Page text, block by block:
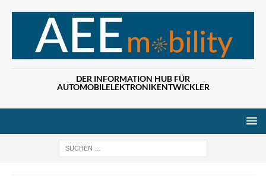
DER INFORMATION HUB FÜR
AUTOMOBILELEKTRONIKENTWICKLER